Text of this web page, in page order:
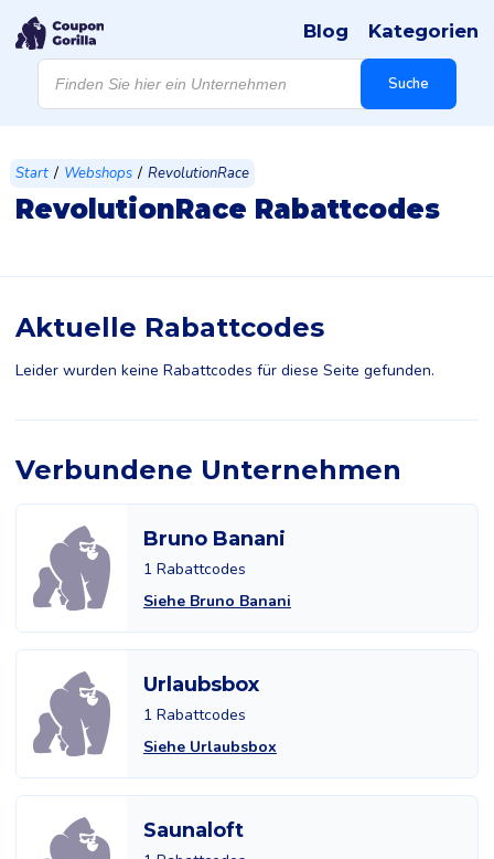
Products
search Suche
Blog Kategorien
Start / Webshops / RevolutionRace
RevolutionRace Rabattcodes
Aktuelle Rabattcodes
Leider wurden keine Rabattcodes für diese Seite gefunden.
Verbundene Unternehmen
Bruno Banani
1 Rabattcodes
Siehe Bruno Banani
Urlaubsbox
1 Rabattcodes
Siehe Urlaubsbox
Saunaloft